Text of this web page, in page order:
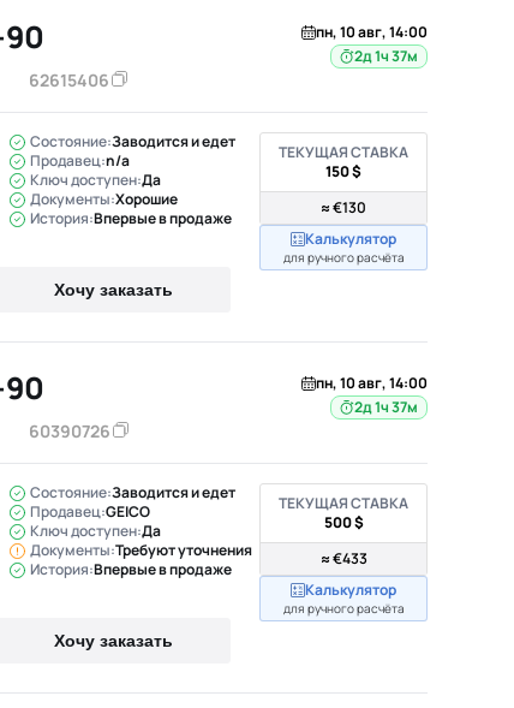
62615406
пн, 10 авг, 14:00
2д 1ч 37м
Состояние:Заводится и едет
Продавец:n/a
Ключ доступен:Да
Документы:Хорошие
История:Впервые в продаже
Хочу заказать
ТЕКУЩАЯ СТАВКА
150 $
≈ €130
Калькулятор
для ручного расчёта
60390726
пн, 10 авг, 14:00
2д 1ч 37м
Состояние:Заводится и едет
Продавец:GEICO
Ключ доступен:Да
Документы:Требуют уточнения
История:Впервые в продаже
Хочу заказать
ТЕКУЩАЯ СТАВКА
500 $
≈ €433
Калькулятор
для ручного расчёта